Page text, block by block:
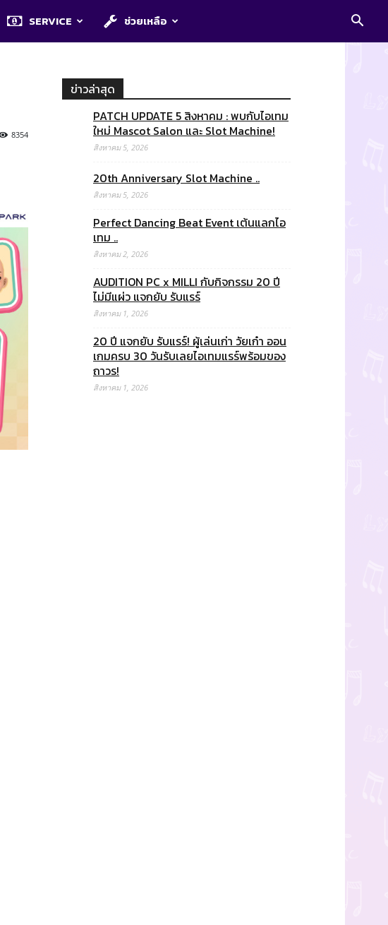
SERVICE ช่วยเหลือ
8354
ข่าวล่าสุด
PATCH UPDATE 5 สิงหาคม : พบกับไอเทม
ใหม่ Mascot Salon และ Slot Machine!
สิงหาคม 5, 2026
20th Anniversary Slot Machine ..
สิงหาคม 5, 2026
Perfect Dancing Beat Event เต้นแลกไอ
เทม ..
สิงหาคม 2, 2026
AUDITION PC x MILLI กับกิจกรรม 20 ปี
ไม่มีแผ่ว แจกยับ รับแรร์
สิงหาคม 1, 2026
20 ปี แจกยับ รับแรร์! ผู้เล่นเก่า วัยเก๋า ออน
เกมครบ 30 วันรับเลยไอเทมแรร์พร้อมของ
ถาวร!
สิงหาคม 1, 2026